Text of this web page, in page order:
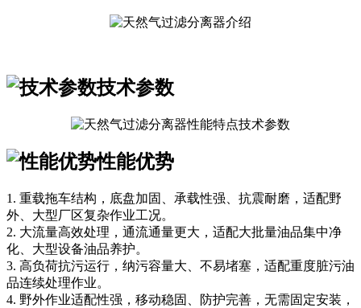
技术参数
性能优势
1. 重载拖车结构，底盘加固、承载性强、抗震耐磨，适配野
外、大型厂区复杂作业工况。
2. 大流量高效处理，通流通量更大，适配大批量油品集中净
化、大型设备油品养护。
3. 高负荷抗污运行，纳污容量大、不易堵塞，适配重度脏污油
品连续处理作业。
4. 野外作业适配性强，移动稳固、防护完善，无需固定安装，